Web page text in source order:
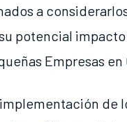
a
potencial
Empresas
de